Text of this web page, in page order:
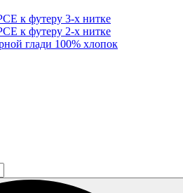
к футеру 3-х нитке
к футеру 2-х нитке
глади 100% хлопок